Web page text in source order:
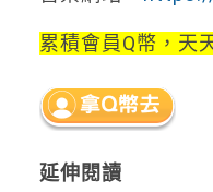
累積會員Q幣，天
延伸閱讀